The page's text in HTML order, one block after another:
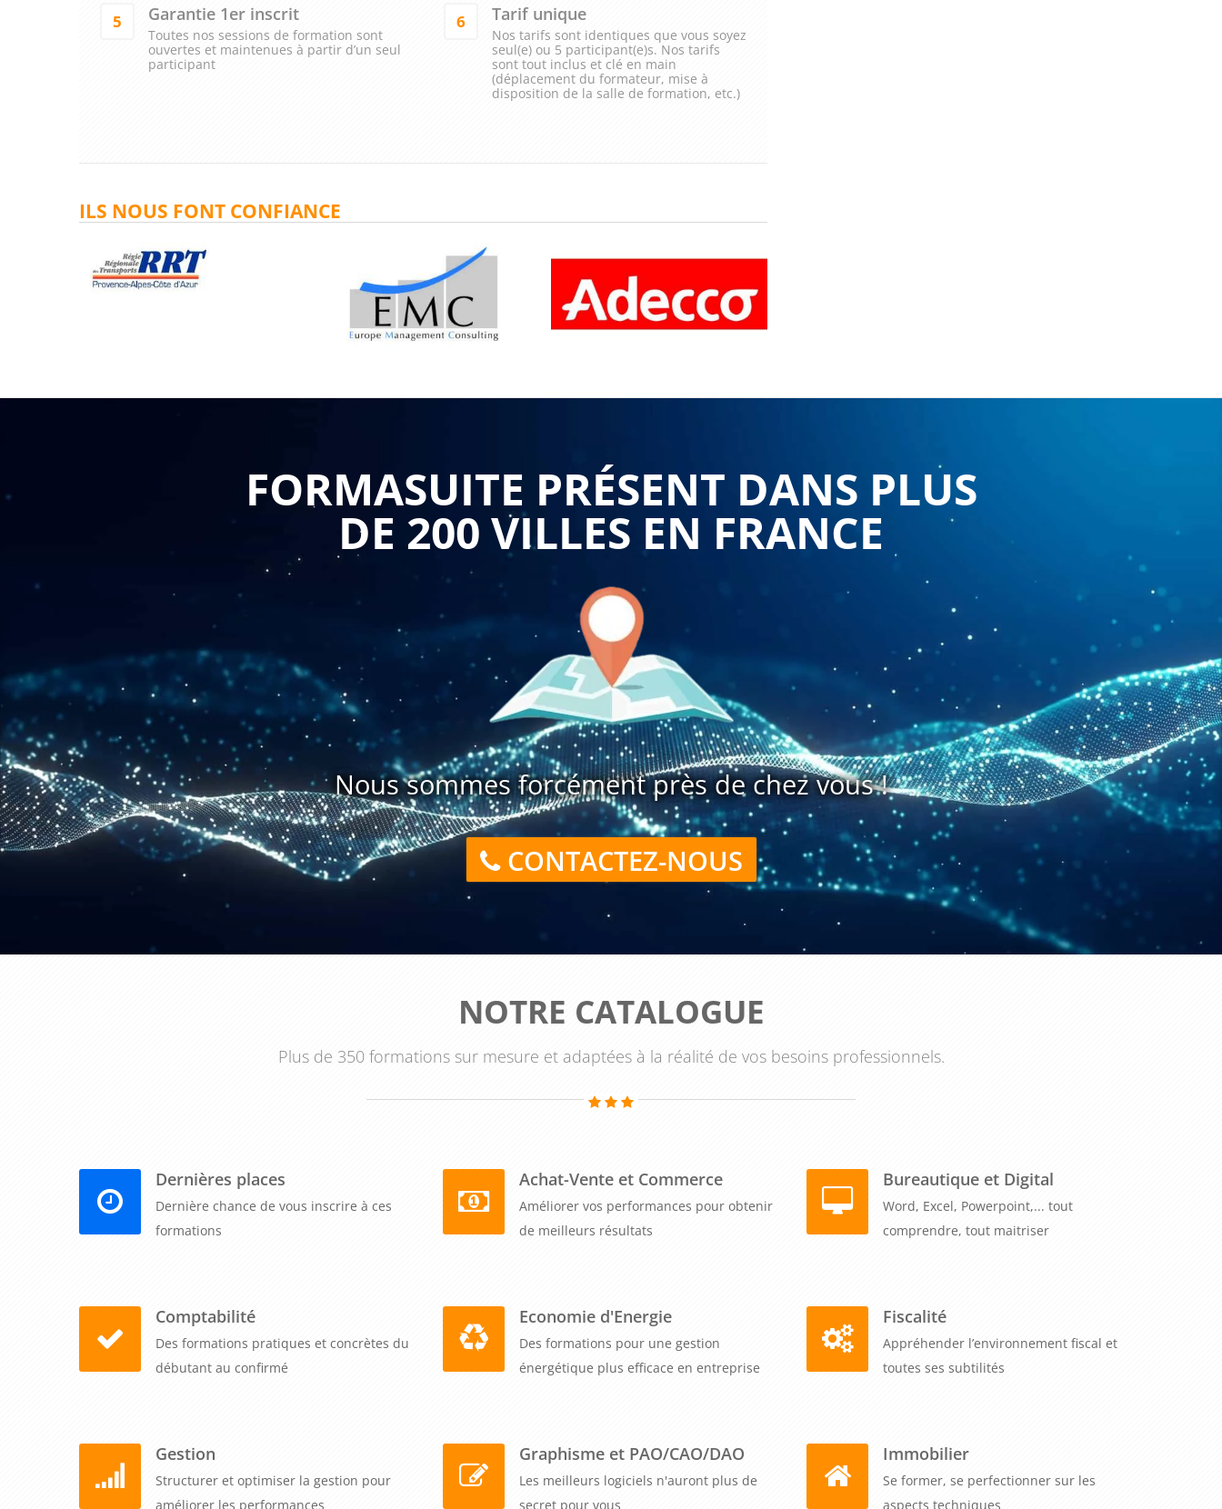
5 Garantie 1er inscrit
Toutes nos sessions de formation sont
ouvertes et maintenues à partir d’un seul
participant
6 Tarif unique
Nos tarifs sont identiques que vous soyez
seul(e) ou 5 participant(e)s. Nos tarifs
sont tout inclus et clé en main
(déplacement du formateur, mise à
disposition de la salle de formation, etc.)
ILS NOUS FONT CONFIANCE
FORMASUITE PRÉSENT DANS PLUS
DE 200 VILLES EN FRANCE
Nous sommes forcément près de chez vous !
CONTACTEZ-NOUS
NOTRE CATALOGUE
Plus de 350 formations sur mesure et adaptées à la réalité de vos besoins professionnels.
Dernières places
Dernière chance de vous inscrire à ces
formations
Achat-Vente et Commerce
Améliorer vos performances pour obtenir
de meilleurs résultats
Bureautique et Digital
Word, Excel, Powerpoint,... tout
comprendre, tout maitriser
Comptabilité
Des formations pratiques et concrètes du
débutant au confirmé
Economie d'Energie
Des formations pour une gestion
énergétique plus efficace en entreprise
Fiscalité
Appréhender l’environnement fiscal et
toutes ses subtilités
Gestion
Structurer et optimiser la gestion pour
améliorer les performances
Graphisme et PAO/CAO/DAO
Les meilleurs logiciels n'auront plus de
secret pour vous
Immobilier
Se former, se perfectionner sur les
aspects techniques